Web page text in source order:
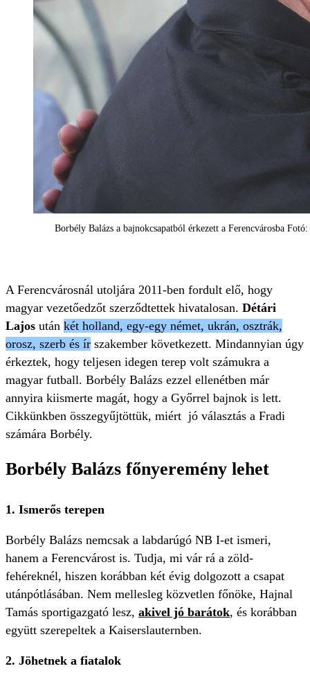
Borbély Balázs a bajnokcsapatból érkezett a Ferencvárosba
A Ferencvárosnál utoljára 2011-ben fordult elő, hogy
magyar vezetőedzőt szerződtettek hivatalosan. Détári
Lajos után két holland, egy-egy német, ukrán, osztrák,
orosz, szerb és ír szakember következett. Mindannyian úgy
érkeztek, hogy teljesen idegen terep volt számukra a
magyar futball. Borbély Balázs ezzel ellenétben már
annyira kiismerte magát, hogy a Győrrel bajnok is lett.
Cikkünkben összegyűjtöttük, miért jó választás a Fradi
számára Borbély.
Borbély Balázs főnyeremény lehet
1. Ismerős terepen
Borbély Balázs nemcsak a labdarúgó NB I-et ismeri,
hanem a Ferencvárost is. Tudja, mi vár rá a zöld-
fehéreknél, hiszen korábban két évig dolgozott a csapat
utánpótlásában. Nem mellesleg közvetlen főnöke, Hajnal
Tamás sportigazgató lesz, akivel jó barátok, és korábban
együtt szerepeltek a Kaiserslauternben.
2. Jöhetnek a fiatalok